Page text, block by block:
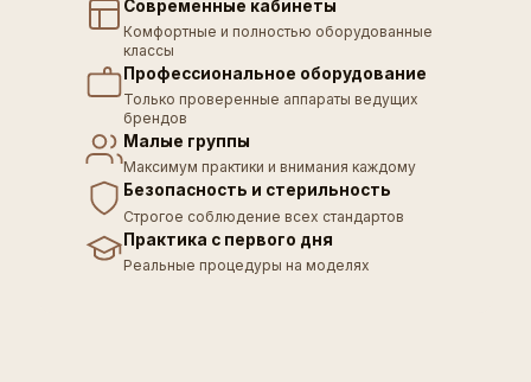
Современные кабинеты
Комфортные и полностью оборудованные
классы
Профессиональное оборудование
Только проверенные аппараты ведущих
брендов
Малые группы
Максимум практики и внимания каждому
Безопасность и стерильность
Строгое соблюдение всех стандартов
Практика с первого дня
Реальные процедуры на моделях